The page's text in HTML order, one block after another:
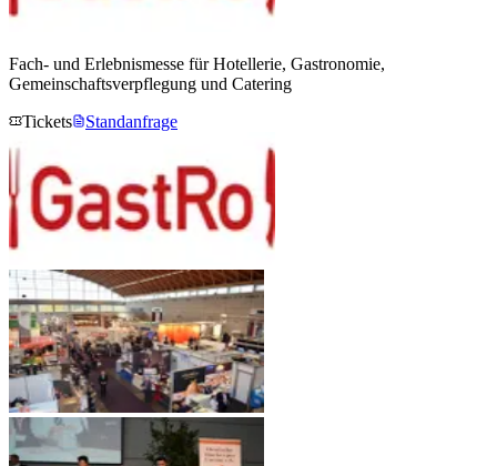
Fach- und Erlebnismesse für Hotellerie, Gastronomie,
Gemeinschaftsverpflegung und Catering
Tickets
Standanfrage